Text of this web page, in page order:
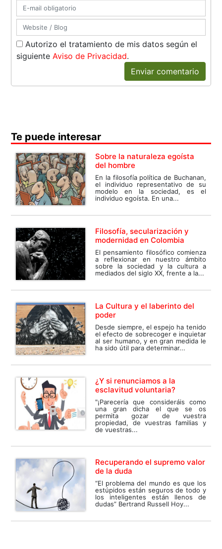
Autorizo el tratamiento de mis datos según el
siguienteAviso de Privacidad.
Enviar comentario
Te puede interesar
Sobre la naturaleza egoísta
del hombre
En la filosofía política de Buchanan,
el individuo representativo de su
modelo en la sociedad, es el
individuo egoísta. En una...
Filosofía, secularización y
modernidad en Colombia
El pensamiento filosófico comienza
a reflexionar en nuestro ámbito
sobre la sociedad y la cultura a
mediados del siglo XX, frente a la...
La Cultura y el laberinto del
poder
Desde siempre, el espejo ha tenido
el efecto de sobrecoger e inquietar
al ser humano, y en gran medida le
ha sido útil para determinar...
¿Y si renunciamos a la
esclavitud voluntaria?
"¡Parecería que consideráis como
una gran dicha el que se os
permita gozar de vuestra
propiedad, de vuestras familias y
de vuestras...
Recuperando el supremo valor
de la duda
“El problema del mundo es que los
estúpidos están seguros de todo y
los inteligentes están llenos de
dudas” Bertrand Russell Hoy...